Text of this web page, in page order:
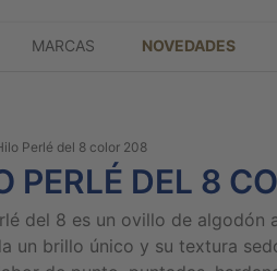
MARCAS NOVEDADES
Perlé del 8 color 208
PERLÉ DEL 8
del 8 es un ovillo de
un brillo único y su textura